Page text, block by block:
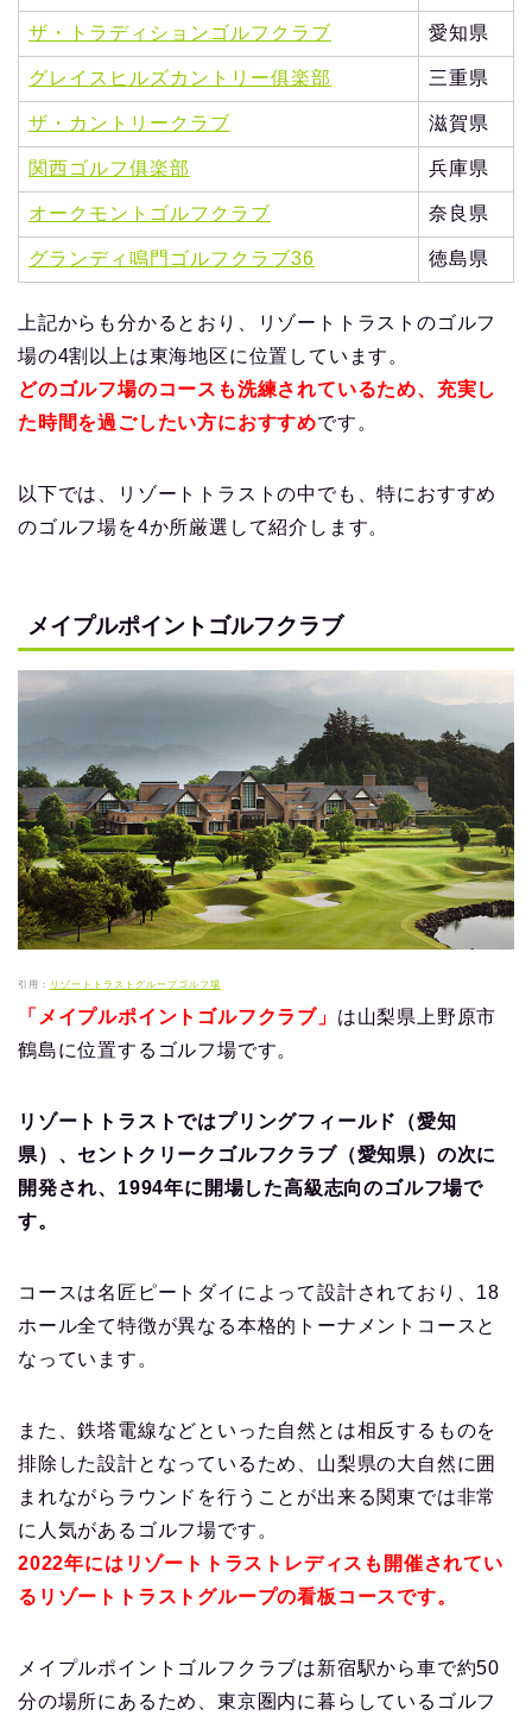
ザ・トラディションゴルフクラブ 愛知県
グレイスヒルズカントリー俱楽部 三重県
ザ・カントリークラブ 滋賀県
関西ゴルフ俱楽部 兵庫県
オークモントゴルフクラブ 奈良県
グランディ鳴門ゴルフクラブ36 徳島県
上記からも分かるとおり、リゾートトラストのゴルフ
場の4割以上は東海地区に位置しています。
どのゴルフ場のコースも洗練されているため、充実し
た時間を過ごしたい方におすすめです。
以下では、リゾートトラストの中でも、特におすすめ
のゴルフ場を4か所厳選して紹介します。
メイプルポイントゴルフクラブ
引用： リゾートトラストグループゴルフ場
「メイプルポイントゴルフクラブ」 は山梨県上野原市
鶴島に位置するゴルフ場です。
リゾートトラストではプリングフィールド（愛知
県）、セントクリークゴルフクラブ（愛知県）の次に
開発され、1994年に開場した高級志向のゴルフ場で
す。
コースは名匠ピートダイによって設計されており、18
ホール全て特徴が異なる本格的トーナメントコースと
なっています。
また、鉄塔電線などといった自然とは相反するものを
排除した設計となっているため、山梨県の大自然に囲
まれながらラウンドを行うことが出来る関東では非常
に人気があるゴルフ場です。
2022年にはリゾートトラストレディスも開催されてい
るリゾートトラストグループの看板コースです。
メイプルポイントゴルフクラブは新宿駅から車で約50
分の場所にあるため、東京圏内に暮らしているゴルフ